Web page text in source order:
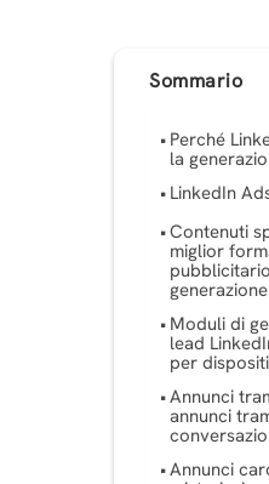
Sommario
Perché
la
LinkedIn
Contenuti
miglior
Moduli di
lead
per
Annunci
annunci
Annunci